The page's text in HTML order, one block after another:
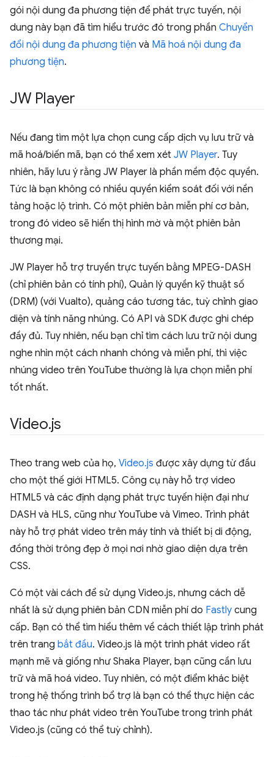
gói nội dung đa phương tiện để phát trực tuyến, nội
dung này bạn đã tìm hiểu trước đó trong phần Chuyển
đổi nội dung đa phương tiện và Mã hoá nội dung đa
phương tiện.
JW Player
Nếu đang tìm một lựa chọn cung cấp dịch vụ lưu trữ và
mã hoá/biến mã, bạn có thể xem xét JW Player. Tuy
nhiên, hãy lưu ý rằng JW Player là phần mềm độc quyền.
Tức là bạn không có nhiều quyền kiểm soát đối với nền
tảng hoặc lộ trình. Có một phiên bản miễn phí cơ bản,
trong đó video sẽ hiển thị hình mờ và một phiên bản
thương mại.
JW Player hỗ trợ truyền trực tuyến bằng MPEG-DASH
(chỉ phiên bản có tính phí), Quản lý quyền kỹ thuật số
(DRM) (với Vualto), quảng cáo tương tác, tuỳ chỉnh giao
diện và tính năng nhúng. Có API và SDK được ghi chép
đầy đủ. Tuy nhiên, nếu bạn chỉ tìm cách lưu trữ nội dung
nghe nhìn một cách nhanh chóng và miễn phí, thì việc
nhúng video trên YouTube thường là lựa chọn miễn phí
tốt nhất.
Video.js
Theo trang web của họ, Video.js được xây dựng từ đầu
cho một thế giới HTML5. Công cụ này hỗ trợ video
HTML5 và các định dạng phát trực tuyến hiện đại như
DASH và HLS, cũng như YouTube và Vimeo. Trình phát
này hỗ trợ phát video trên máy tính và thiết bị di động,
đồng thời trông đẹp ở mọi nơi nhờ giao diện dựa trên
CSS.
Có một vài cách để sử dụng Video.js, nhưng cách dễ
nhất là sử dụng phiên bản CDN miễn phí do Fastly cung
cấp. Bạn có thể tìm hiểu thêm về cách thiết lập trình phát
trên trang bắt đầu. Video.js là một trình phát video rất
mạnh mẽ và giống như Shaka Player, bạn cũng cần lưu
trữ và mã hoá video. Tuy nhiên, có một điểm khác biệt
trong hệ thống trình bổ trợ là bạn có thể thực hiện các
thao tác như phát video trên YouTube trong trình phát
Video.js (cũng có thể tuỳ chỉnh).